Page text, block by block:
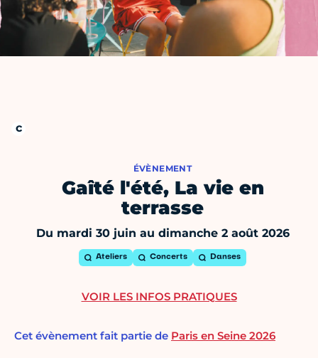
ÉVÈNEMENT
Gaîté l'été, La vie en
terrasse
Du mardi 30 juin au dimanche 2 août 2026
Ateliers Concerts Danses
Cet évènement fait partie de Paris en Seine 2026
VOIR LES INFOS PRATIQUES